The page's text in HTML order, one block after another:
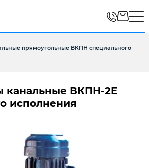
прямоугольные ВКПН специального
канальные ВКПН-2E
исполнения